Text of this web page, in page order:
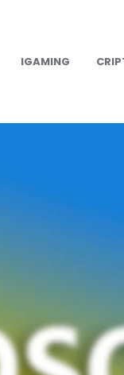
IGAMING